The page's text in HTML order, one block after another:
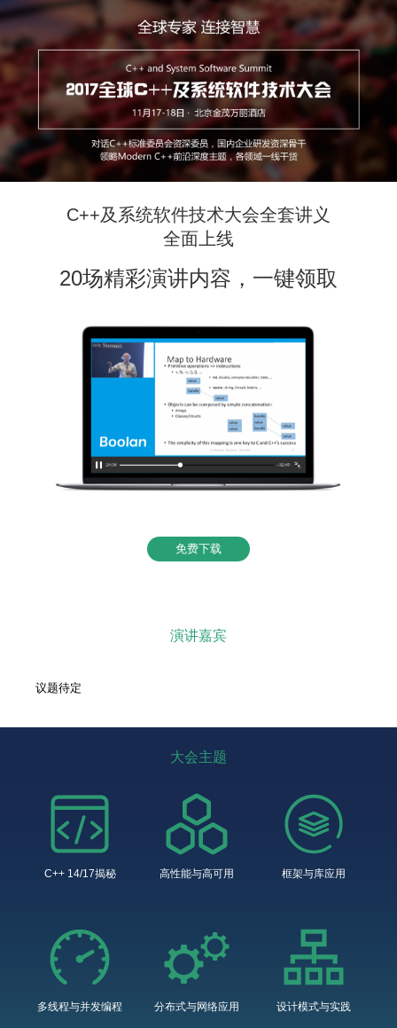
C++及系统软件技术大会全套讲义
全面上线
20场精彩演讲内容，一键领取
免费下载
演讲嘉宾
议题待定
大会主题
C++ 14/17揭秘 高性能与高可用 框架与库应用
多线程与并发编程 分布式与网络应用 设计模式与实践